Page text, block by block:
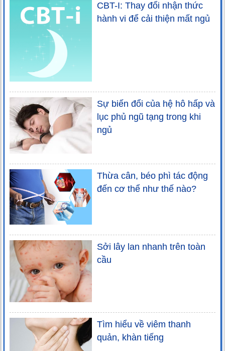
CBT-I: Thay đổi nhận thức
hành vi để cải thiện mất ngủ
Sự biến đổi của hệ hô hấp và
lục phủ ngũ tạng trong khi
ngủ
Thừa cân, béo phì tác động
đến cơ thể như thế nào?
Sởi lây lan nhanh trên toàn
cầu
Tìm hiểu về viêm thanh
quản, khàn tiếng